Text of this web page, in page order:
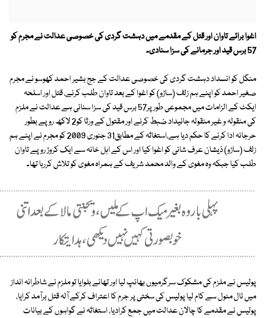
اغوا برائے تاوان اور قتل کے مقدمے میں دہشت گردی کی خصوصی عدالت نے مجرم کو
57 برس قید اور جرمانے کی سزا سنادی۔
منگل کو انسداد دہشت گردی کی خصوصی عدالت کے جج بشیر احمد کھوسو نے مجرم
صغیر احمد کو اپنے ہم زلف (ساڑو) کو اغوا کے بعد تاوان طلب کرنے، قتل اور اسلحہ
ایکٹ کے الزامات میں مجموعی طور پر57 برس قید کی سزا سنائی ہے عدالت نے ملزم
کی منقولہ و غیر منقولہ جائیداد ضبط کرنے اور مقتول کے ورثا کو2 لاکھ روپے بطور
حرجانہ ادا کرنے کا حکم دیا ہے،استغاثہ کے مطابق31 جنوری 2009 کو مجرم نے اپنے ہم
زلف (ساڑو) ذیشان عرف شانی کو اغوا کیا اور اس کے اہل خانہ سے ایک کروڑ روپے تاوان
طلب کیا جبکہ وہ مغوی کے والد محمد شریف کے ہمراہ مغوی کو تلاش کررہا تھا۔
پولیس نے ملزم کی مشکوک سرگرمیوں بھانپ لیا اور تھانے بلوایا تو ملزم نے شاطرانہ انداز
میں ٹال مٹول سے کام لیا پولیس کی سختی پر جرم کا اعتراف کرکے آلہ قتل برآمد کرایا،
پولیس نے مقدمے کا چالان عدالت میں جمع کرادیا، استغاثہ نے گواہوں کے بیانات